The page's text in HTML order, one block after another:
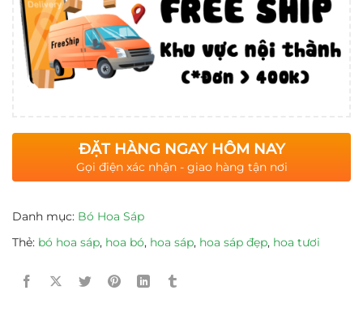
ĐẶT HÀNG NGAY HÔM NAY
Gọi điện xác nhận - giao hàng tận nơi
Danh mục: Bó Hoa Sáp
Thẻ: bó hoa sáp, hoa bó, hoa sáp, hoa sáp đẹp, hoa tươi